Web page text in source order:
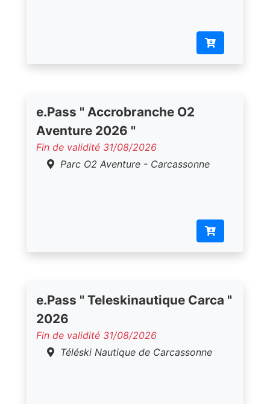
e.Pass " Accrobranche O2
Aventure 2026 "
Fin de validité 31/08/2026
Parc O2 Aventure - Carcassonne
e.Pass " Teleskinautique Carca "
2026
Fin de validité 31/08/2026
Téléski Nautique de Carcassonne